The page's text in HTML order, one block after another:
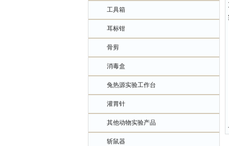
工具箱
耳标钳
骨剪
消毒盒
兔热源实验工作台
灌胃针
其他动物实验产品
斩鼠器